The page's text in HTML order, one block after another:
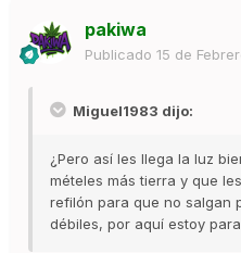
pakiwa
Publicado 15 de
Miguel1983 dijo:
¿Pero así les llega la luz
mételes más tierra y que
refilón para que no salgan
débiles, por aquí estoy